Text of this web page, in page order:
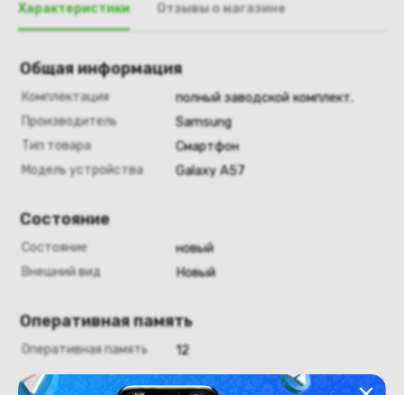
Характеристики Отзывы о магазине
Общая информация
Комплектация
полный заводской комплект.
Производитель
Samsung
Тип товара
Смартфон
Модель устройства
Galaxy A57
Состояние
Состояние
новый
Внешний вид
Новый
Оперативная память
Оперативная память 12